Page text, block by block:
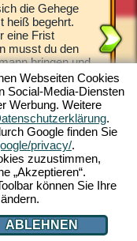
die Gehege
heiß begehrt.
eine Frist
musst du den
bringen und
wird das
die sich
hat,
Erlebe das
jetzt zum
Errichte
sauber,
Tiere für
schon
Webseiten Cookies
Social-Media-Diensten
Werbung. Weitere
.
Google finden Sie
privacy/.
zuzustimmen,
„Akzeptieren“.
können Sie Ihre
ABLEHNEN